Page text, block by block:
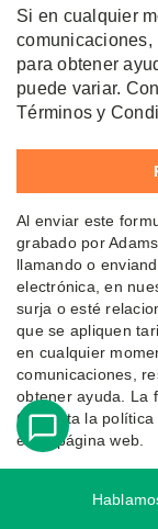
Si en cualquier
comunicaciones,
para obtener
puede variar.
Términos y
Al enviar este
grabado por
llamando o
electrónica, en
surja o esté
que se apliquen
en cualquier
comunicaciones,
obtener ayuda. La
Consulta la
en la página web.